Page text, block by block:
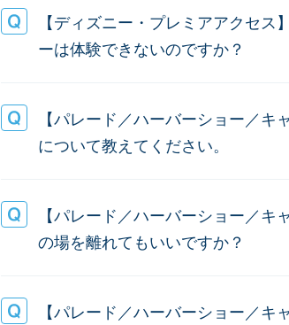
【ディズニー・プレミアアクセ
ーは体験できないのですか？
【パレード／ハーバーショー／
について教えてください。
【パレード／ハーバーショー／
の場を離れてもいいですか？
【パレード／ハーバーショー／